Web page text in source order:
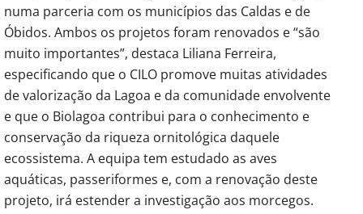
numa parceria com os municípios das Caldas e de
Óbidos. Ambos os projetos foram renovados e “são
muito importantes”, destaca Liliana Ferreira,
especificando que o CILO promove muitas atividades
de valorização da Lagoa e da comunidade envolvente
e que o Biolagoa contribui para o conhecimento e
conservação da riqueza ornitológica daquele
ecossistema. A equipa tem estudado as aves
aquáticas, passeriformes e, com a renovação deste
projeto, irá estender a investigação aos morcegos.